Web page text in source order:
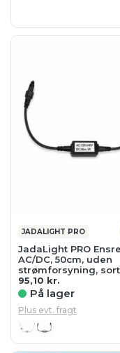
JADALIGHT PRO
JadaLight PRO
AC/DC, 50cm, uden
strømforsyning, sort
95,10 kr.
På lager
Plus evt. fragt